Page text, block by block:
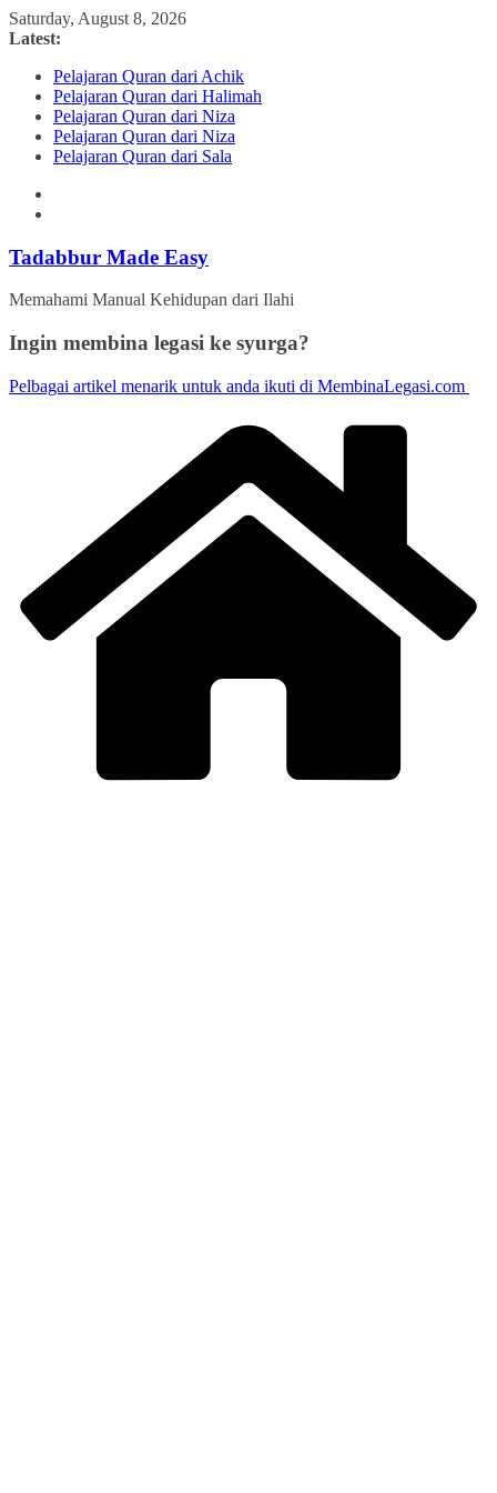
Skip
to
Saturday, August 8, 2026
Latest:
Pelajaran Quran dari Achik
Pelajaran Quran dari Halimah
Pelajaran Quran dari Niza
Pelajaran Quran dari Niza
Pelajaran Quran dari Sala
Tadabbur Made Easy
Memahami Manual Kehidupan dari Ilahi
Ingin membina legasi ke syurga?
Pelbagai artikel menarik untuk anda ikuti di MembinaLegasi.com